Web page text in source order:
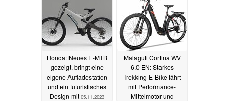
05.11.2023
Honda: Neues E-MTB
gezeigt, bringt eine
eigene Aufladestation
und ein futuristisches
Design mit 05.11.2023
Malaguti Cortina WV
6.0 EN: Starkes
Trekking-E-Bike fährt
mit Performance-
Mittelmotor und